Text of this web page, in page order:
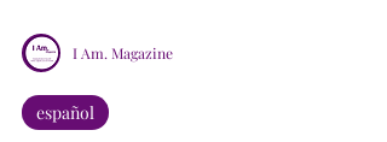
I Am. Magazine